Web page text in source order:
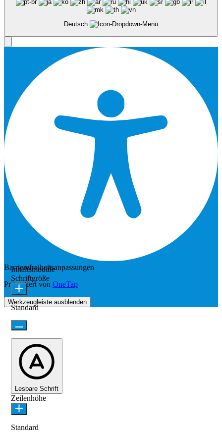
Deutsch
Barrierefreiheitsanpassungen
Präsentiert von OneTap
Werkzeugleiste ausblenden
Inhaltsmodule
Schriftgröße
Standard
Lesbare Schrift
Zeilenhöhe
Standard